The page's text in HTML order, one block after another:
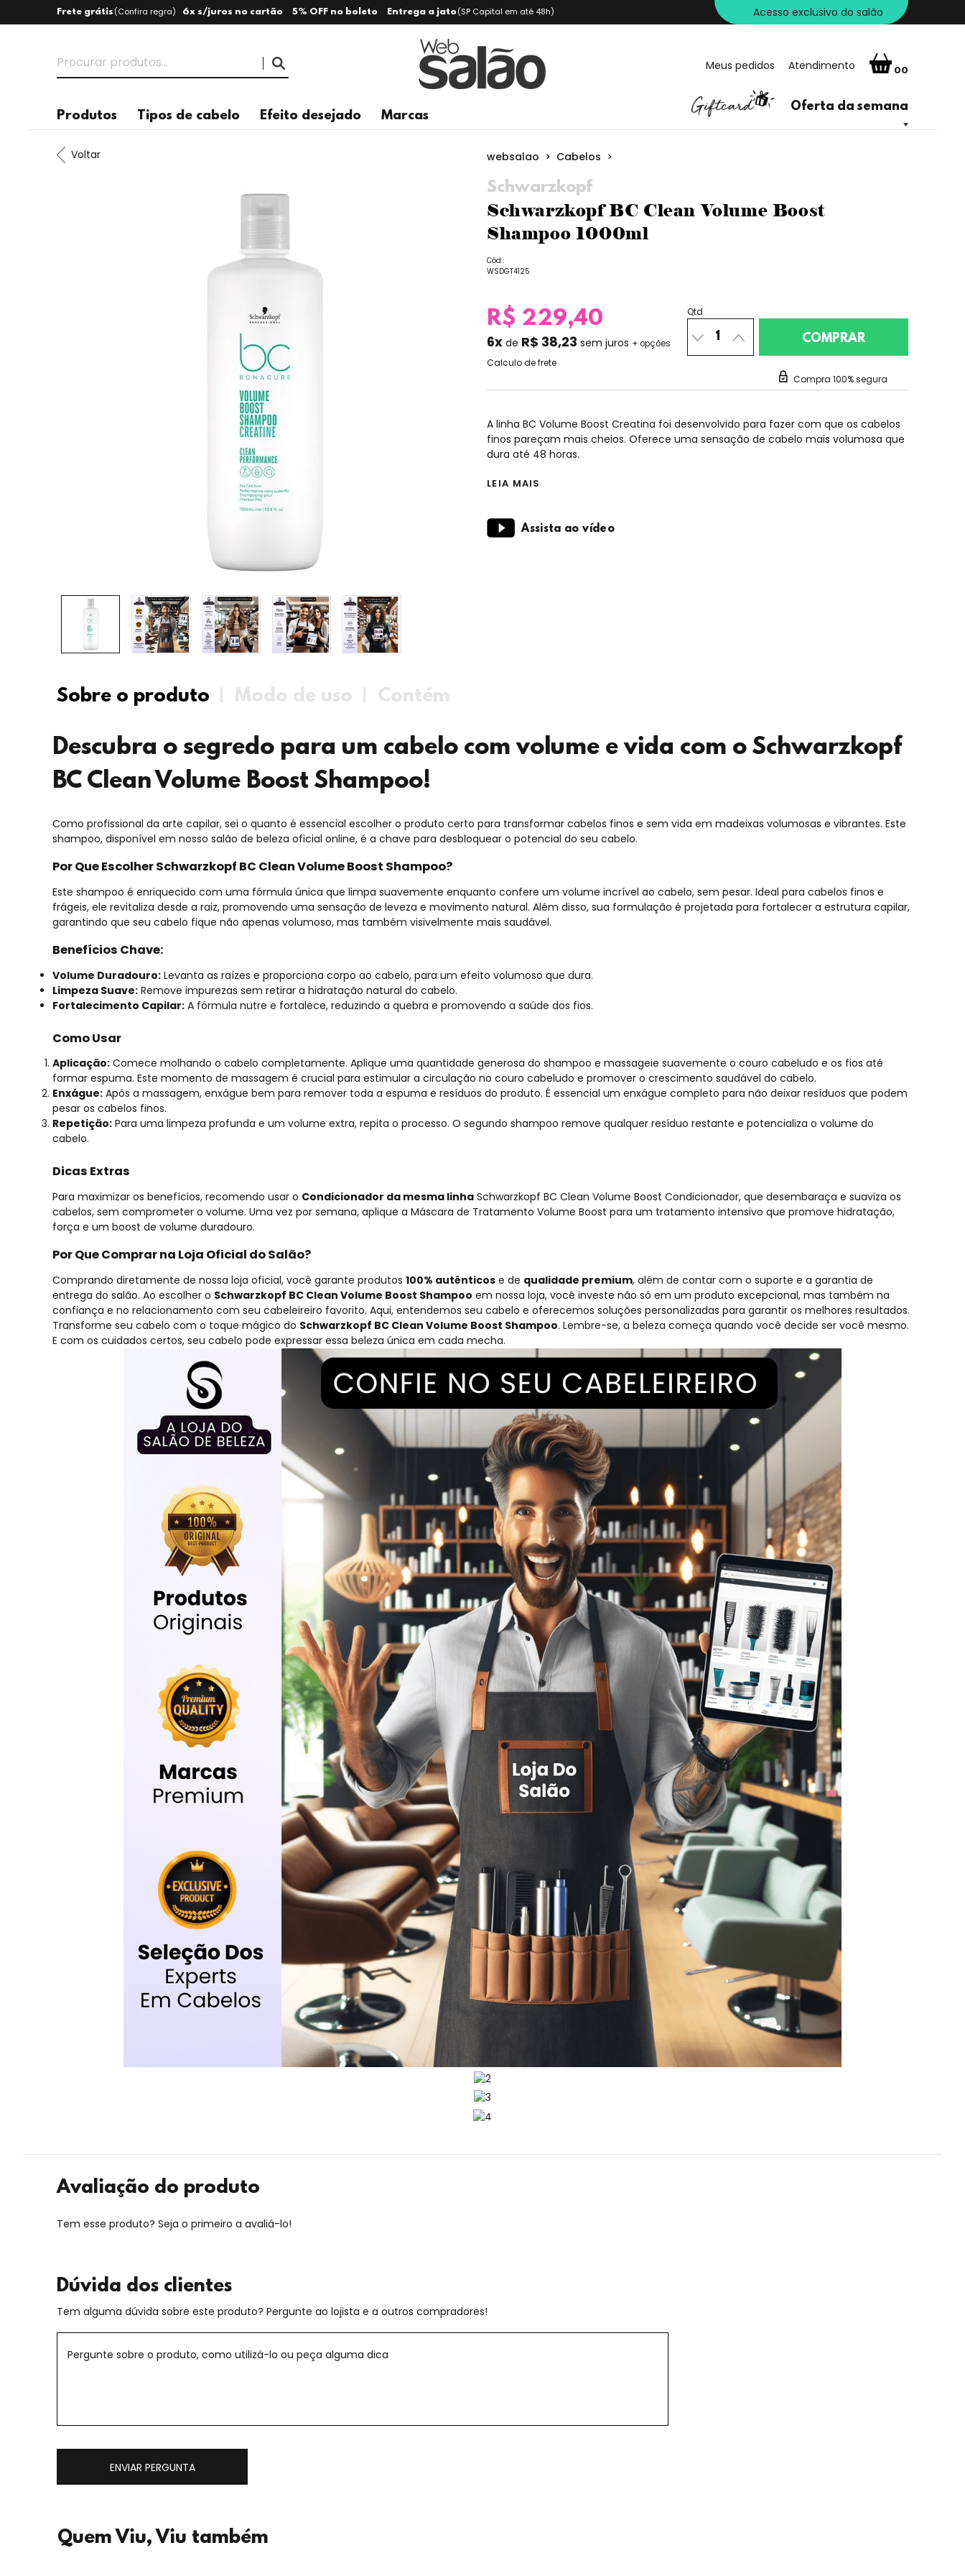
Frete grátis (Confira regra) 6x s/juros no cartão 5% OFF no boleto Entrega a jato(SP Capital em até 48h) Acesso exclusivo do salão
Meus pedidos Atendimento 00
Produtos Tipos de cabelo Efeito desejado Marcas
Oferta da semana
Voltar websalao > Cabelos >
Schwarzkopf
Schwarzkopf BC Clean Volume Boost
Shampoo 1000ml
Cód.:
WSDGT4125
R$ 229,40
6x de R$ 38,23 sem juros + opções
Calculo de frete
Qtd
Compra 100% segura
A linha BC Volume Boost Creatina foi desenvolvido para fazer com que os cabelos
finos pareçam mais cheios. Oferece uma sensação de cabelo mais volumosa que
dura até 48 horas.
LEIA MAIS
Assista ao vídeo
Sobre o produto Modo de uso Contém
Descubra o segredo para um cabelo com volume e vida com o Schwarzkopf
BC Clean Volume Boost Shampoo!
Como profissional da arte capilar, sei o quanto é essencial escolher o produto certo para transformar cabelos finos e sem vida em madeixas volumosas e vibrantes. Este
shampoo, disponível em nosso salão de beleza oficial online, é a chave para desbloquear o potencial do seu cabelo.
Por Que Escolher Schwarzkopf BC Clean Volume Boost Shampoo?
Este shampoo é enriquecido com uma fórmula única que limpa suavemente enquanto confere um volume incrível ao cabelo, sem pesar. Ideal para cabelos finos e
frágeis, ele revitaliza desde a raiz, promovendo uma sensação de leveza e movimento natural. Além disso, sua formulação é projetada para fortalecer a estrutura capilar,
garantindo que seu cabelo fique não apenas volumoso, mas também visivelmente mais saudável.
Benefícios Chave:
Volume Duradouro: Levanta as raízes e proporciona corpo ao cabelo, para um efeito volumoso que dura.
Limpeza Suave: Remove impurezas sem retirar a hidratação natural do cabelo.
Fortalecimento Capilar: A fórmula nutre e fortalece, reduzindo a quebra e promovendo a saúde dos fios.
Como Usar
Aplicação: Comece molhando o cabelo completamente. Aplique uma quantidade generosa do shampoo e massageie suavemente o couro cabeludo e os fios até
formar espuma. Este momento de massagem é crucial para estimular a circulação no couro cabeludo e promover o crescimento saudável do cabelo.
Enxágue: Após a massagem, enxágue bem para remover toda a espuma e resíduos do produto. É essencial um enxágue completo para não deixar resíduos que podem
pesar os cabelos finos.
Repetição: Para uma limpeza profunda e um volume extra, repita o processo. O segundo shampoo remove qualquer resíduo restante e potencializa o volume do
cabelo.
Dicas Extras
Para maximizar os benefícios, recomendo usar o Condicionador da mesma linha Schwarzkopf BC Clean Volume Boost Condicionador, que desembaraça e suaviza os
cabelos, sem comprometer o volume. Uma vez por semana, aplique a Máscara de Tratamento Volume Boost para um tratamento intensivo que promove hidratação,
força e um boost de volume duradouro.
Por Que Comprar na Loja Oficial do Salão?
Comprando diretamente de nossa loja oficial, você garante produtos 100% autênticos e de qualidade premium, além de contar com o suporte e a garantia de
entrega do salão. Ao escolher o Schwarzkopf BC Clean Volume Boost Shampoo em nossa loja, você investe não só em um produto excepcional, mas também na
confiança e no relacionamento com seu cabeleireiro favorito. Aqui, entendemos seu cabelo e oferecemos soluções personalizadas para garantir os melhores resultados.
Transforme seu cabelo com o toque mágico do Schwarzkopf BC Clean Volume Boost Shampoo. Lembre-se, a beleza começa quando você decide ser você mesmo.
E com os cuidados certos, seu cabelo pode expressar essa beleza única em cada mecha.
Avaliação do produto
Tem esse produto? Seja o primeiro a avaliá-lo!
Dúvida dos clientes
Tem alguma dúvida sobre este produto? Pergunte ao lojista e a outros compradores!
ENVIAR PERGUNTA
Quem Viu, Viu também